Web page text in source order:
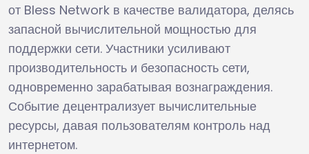
от Bless Network в качестве валидатора, делясь
запасной вычислительной мощностью для
поддержки сети. Участники усиливают
производительность и безопасность сети,
одновременно зарабатывая вознаграждения.
Событие децентрализует вычислительные
ресурсы, давая пользователям контроль над
интернетом.